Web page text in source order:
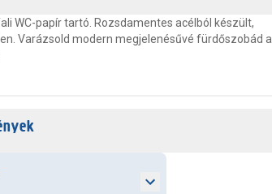
WC-papír tartó. Rozsdamentes acélból készült,
Varázsold modern megjelenésűvé fürdőszobád a